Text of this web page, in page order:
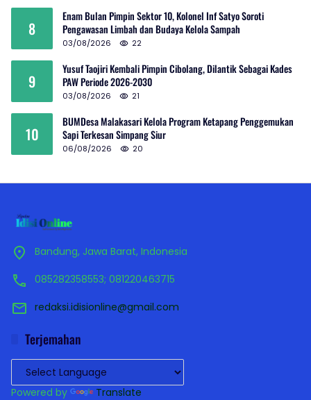
8
Enam Bulan Pimpin Sektor 10, Kolonel Inf Satyo Soroti
Pengawasan Limbah dan Budaya Kelola Sampah
03/08/2026 22
9
Yusuf Taojiri Kembali Pimpin Cibolang, Dilantik Sebagai Kades
PAW Periode 2026-2030
03/08/2026 21
10
BUMDesa Malakasari Kelola Program Ketapang Penggemukan
Sapi Terkesan Simpang Siur
06/08/2026 20
Bandung, Jawa Barat, Indonesia
085282358553; 081220463715
redaksi.idisionline@gmail.com
Terjemahan
Powered by Translate